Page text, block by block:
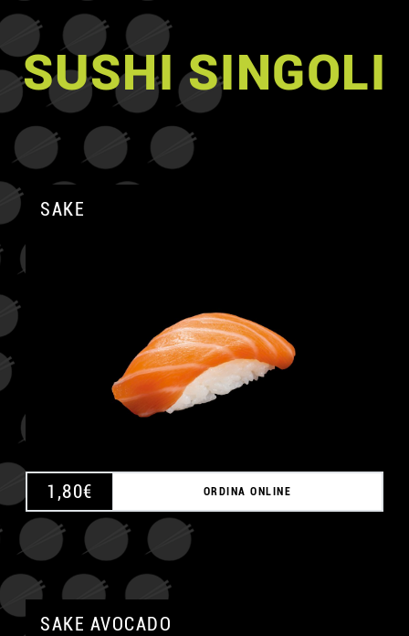
SUSHI SINGOLI
SAKE
1,80€ ORDINA ONLINE
SAKE AVOCADO